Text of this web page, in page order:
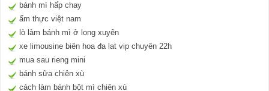
bánh mì hấp chay
ẩm thực việt nam
lò làm bánh mì ở long xuyên
xe limousine biên hoa đa lat vip chuyên 22h
mua sau rieng mini
bánh sữa chiên xù
cách làm bánh bột mì chiên xù